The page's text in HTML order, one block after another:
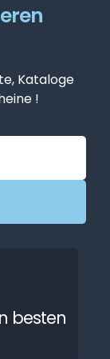
Kataloge
!
besten